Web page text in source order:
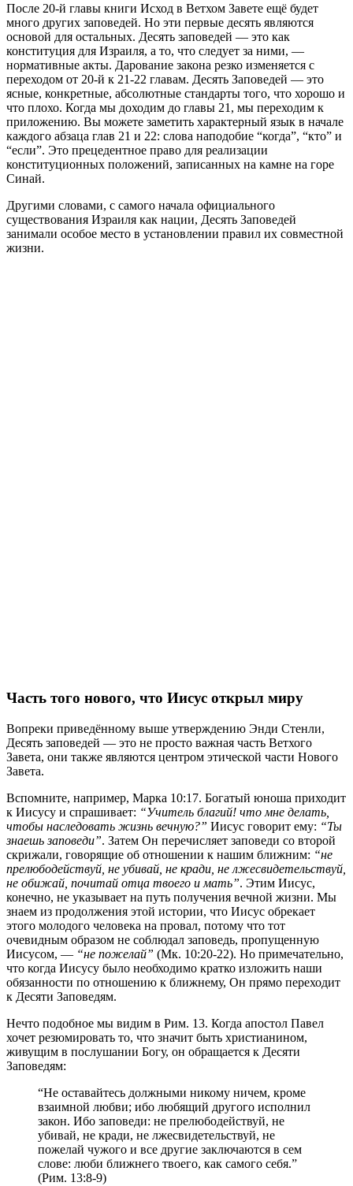
После 20-й главы книги Исход в Ветхом Завете ещё будет
много других заповедей. Но эти первые десять являются
основой для остальных. Десять заповедей — это как
конституция для Израиля, а то, что следует за ними, —
нормативные акты. Дарование закона резко изменяется с
переходом от 20-й к 21-22 главам. Десять Заповедей — это
ясные, конкретные, абсолютные стандарты того, что хорошо и
что плохо. Когда мы доходим до главы 21, мы переходим к
приложению. Вы можете заметить характерный язык в начале
каждого абзаца глав 21 и 22: слова наподобие “когда”, “кто” и
“если”. Это прецедентное право для реализации
конституционных положений, записанных на камне на горе
Синай.
Другими словами, с самого начала официального
существования Израиля как нации, Десять Заповедей
занимали особое место в установлении правил их совместной
жизни.
Часть того нового, что Иисус открыл миру
Вопреки приведённому выше утверждению Энди Стенли,
Десять заповедей — это не просто важная часть Ветхого
Завета, они также являются центром этической части Нового
Завета.
Вспомните, например, Марка 10:17. Богатый юноша приходит
к Иисусу и спрашивает: “Учитель благий! что мне делать,
чтобы наследовать жизнь вечную?” Иисус говорит ему: “Ты
знаешь заповеди”. Затем Он перечисляет заповеди со второй
скрижали, говорящие об отношении к нашим ближним: “не
прелюбодействуй, не убивай, не кради, не лжесвидетельствуй,
не обижай, почитай отца твоего и мать”. Этим Иисус,
конечно, не указывает на путь получения вечной жизни. Мы
знаем из продолжения этой истории, что Иисус обрекает
этого молодого человека на провал, потому что тот
очевидным образом не соблюдал заповедь, пропущенную
Иисусом, — “не пожелай” (Мк. 10:20-22). Но примечательно,
что когда Иисусу было необходимо кратко изложить наши
обязанности по отношению к ближнему, Он прямо переходит
к Десяти Заповедям.
Нечто подобное мы видим в Рим. 13. Когда апостол Павел
хочет резюмировать то, что значит быть христианином,
живущим в послушании Богу, он обращается к Десяти
Заповедям:
“Не оставайтесь должными никому ничем, кроме
взаимной любви; ибо любящий другого исполнил
закон. Ибо заповеди: не прелюбодействуй, не
убивай, не кради, не лжесвидетельствуй, не
пожелай чужого и все другие заключаются в сем
слове: люби ближнего твоего, как самого себя.”
(Рим. 13:8-9)